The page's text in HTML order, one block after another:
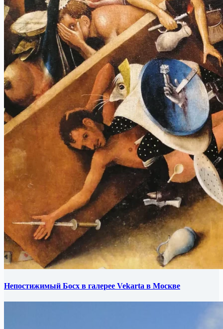
Непостижимый Босх в галерее Vekarta в Москве